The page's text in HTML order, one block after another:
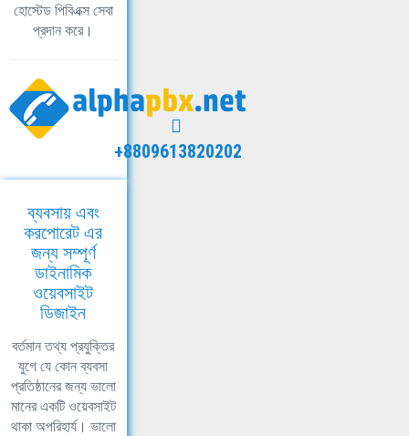
হোস্টেড পিবিএক্স সেবা
প্রদান করে।
+8809613820202
ব্যবসায় এবং
করপোরেট এর
জন্য সম্পূর্ণ
ডাইনামিক
ওয়েবসাইট
ডিজাইন
বর্তমান তথ্য প্রযুক্তির
যুগে যে কোন ব্যবসা
প্রতিষ্ঠানের জন্য ভালো
মানের একটি ওয়েবসাইট
থাকা অপরিহার্য। ভালো